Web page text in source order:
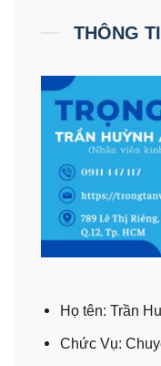
THÔNG
Họ tên: Trần
Chức Vụ: